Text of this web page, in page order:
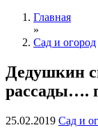
Главная
»
Сад и огород
Дедушкин
рассады….
25.02.2019 Сад и